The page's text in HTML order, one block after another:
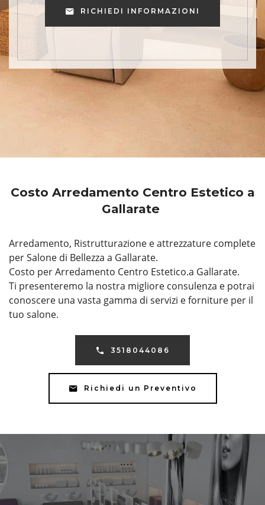
RICHIEDI INFORMAZIONI
Costo Arredamento Centro Estetico a
Gallarate
Arredamento, Ristrutturazione e attrezzature complete
per Salone di Bellezza a Gallarate.
Costo per Arredamento Centro Estetico.a Gallarate.
Ti presenteremo la nostra migliore consulenza e potrai
conoscere una vasta gamma di servizi e forniture per il
tuo salone.
3518044086
Richiedi un Preventivo